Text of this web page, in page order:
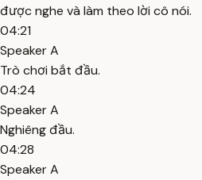
được nghe và làm theo lời cô nói.
04:21
Speaker A
Trò chơi bắt đầu.
04:24
Speaker A
Nghiêng đầu.
04:28
Speaker A